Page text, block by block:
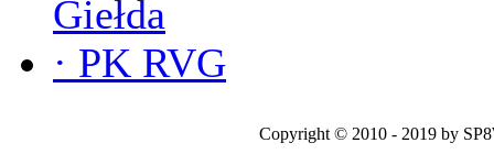
Giełda
· PK RVG
Copyright © 2010 - 2019 by